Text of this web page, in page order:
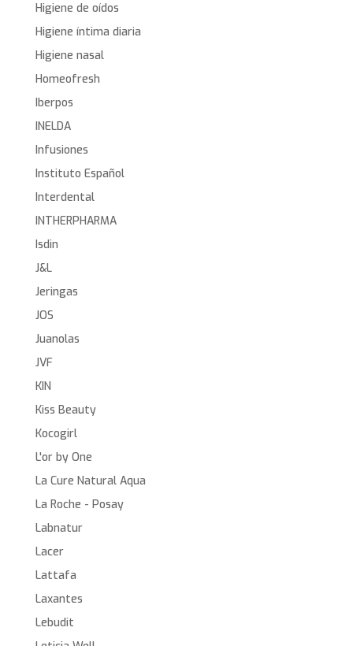
Higiene de oídos
Higiene íntima diaria
Higiene nasal
Homeofresh
Iberpos
INELDA
Infusiones
Instituto Español
Interdental
INTHERPHARMA
Isdin
J&L
Jeringas
JOS
Juanolas
JVF
KIN
Kiss Beauty
Kocogirl
L'or by One
La Cure Natural Aqua
La Roche - Posay
Labnatur
Lacer
Lattafa
Laxantes
Lebudit